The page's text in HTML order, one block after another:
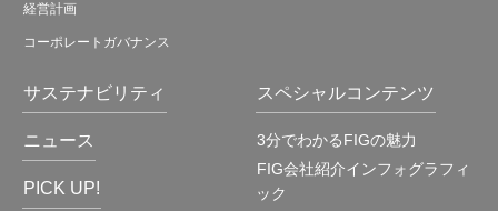
経営計画
コーポレートガバナンス
サステナビリティ
ニュース
PICK UP!
スペシャルコンテンツ
3分でわかるFIGの魅力
FIG会社紹介インフォグラフィ
ック